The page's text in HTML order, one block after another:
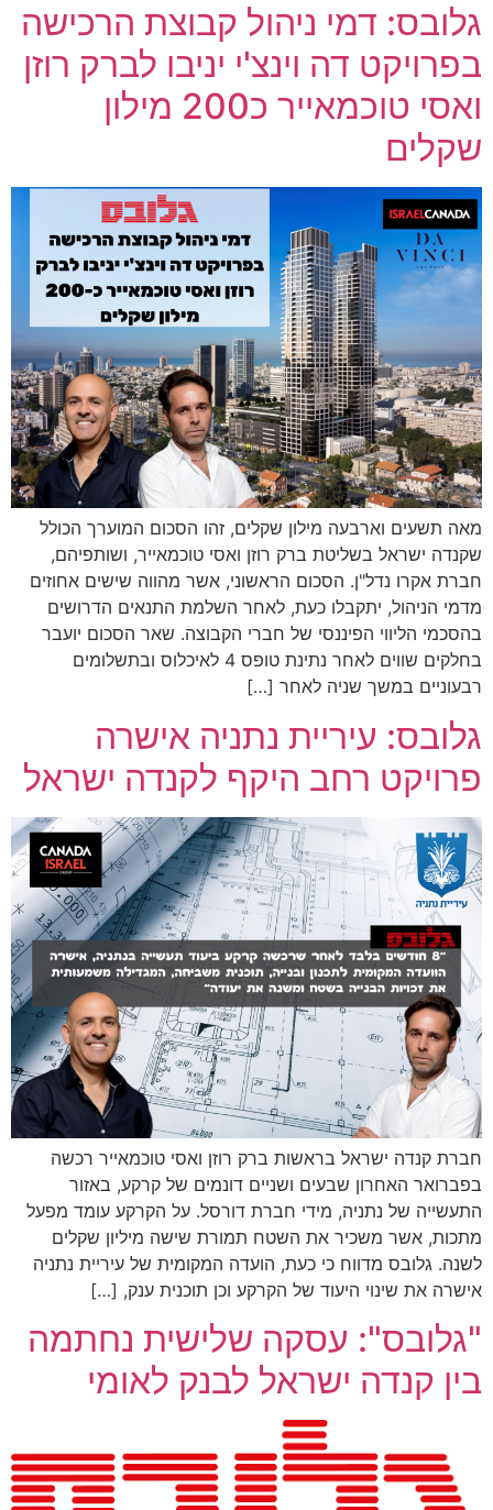
גלובס: דמי ניהול קבוצת הרכישה
בפרויקט דה וינצ'י יניבו לברק רוזן
ואסי טוכמאייר כ200 מילון
שקלים
מאה תשעים וארבעה מילון שקלים, זהו הסכום המוערך הכולל
שקנדה ישראל בשליטת ברק רוזן ואסי טוכמאייר, ושותפיהם,
חברת אקרו נדל"ן. הסכום הראשוני, אשר מהווה שישים אחוזים
מדמי הניהול, יתקבלו כעת, לאחר השלמת התנאים הדרושים
בהסכמי הליווי הפיננסי של חברי הקבוצה. שאר הסכום יועבר
בחלקים שווים לאחר נתינת טופס 4 לאיכלוס ובתשלומים
רבעוניים במשך שניה לאחר […]
גלובס: עיריית נתניה אישרה
פרויקט רחב היקף לקנדה ישראל
חברת קנדה ישראל בראשות ברק רוזן ואסי טוכמאייר רכשה
בפברואר האחרון שבעים ושניים דונמים של קרקע, באזור
התעשייה של נתניה, מידי חברת דורסל. על הקרקע עומד מפעל
מתכות, אשר משכיר את השטח תמורת שישה מיליון שקלים
לשנה. גלובס מדווח כי כעת, הועדה המקומית של עיריית נתניה
אישרה את שינוי היעוד של הקרקע וכן תוכנית ענק, […]
"גלובס": עסקה שלישית נחתמה
בין קנדה ישראל לבנק לאומי